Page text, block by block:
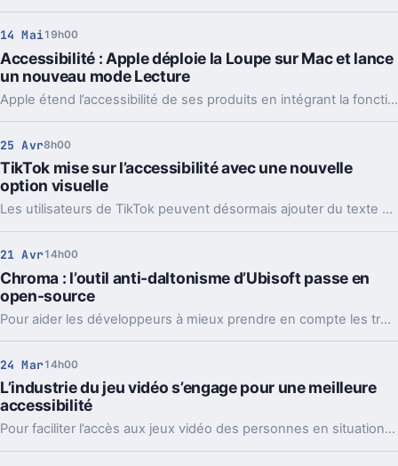
14 Mai19h00
Accessibilité : Apple déploie la Loupe sur Mac et lance
un nouveau mode Lecture
Apple étend l’accessibilité de ses produits en intégrant la fonction Loupe aux Mac et en lançant un nouveau mode Lecture dédié, offrant ainsi aux utilisateurs de nouvelles solutions pour améliorer la lisibilité et l’accessibilité sur leurs appareils.
25 Avr8h00
TikTok mise sur l’accessibilité avec une nouvelle
option visuelle
Les utilisateurs de TikTok peuvent désormais ajouter du texte descriptif à leurs photos pour rendre leur contenu accessible à un public malvoyant.
21 Avr14h00
Chroma : l’outil anti-daltonisme d’Ubisoft passe en
open-source
Pour aider les développeurs à mieux prendre en compte les troubles visuels, l'éditeur français Ubisoft a ouvert l’accès à Chroma, un simulateur de daltonisme innovant.
24 Mar14h00
L’industrie du jeu vidéo s’engage pour une meilleure
accessibilité
Pour faciliter l’accès aux jeux vidéo des personnes en situation de handicap, une nouvelle initiative commune vient d’être lancée par les plus grands acteurs du secteur.